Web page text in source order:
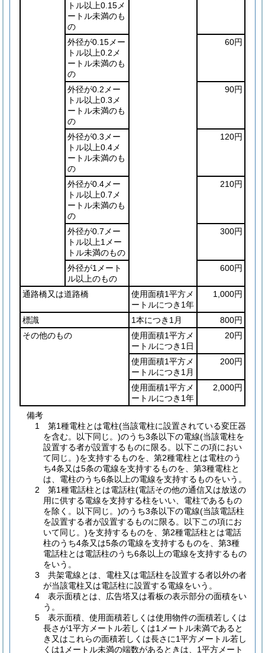
トル以上0.15メ
ートル未満のも
の
外径が0.15メー
トル以上0.2メ
ートル未満のも
の
60円
外径が0.2メー
トル以上0.3メ
ートル未満のも
の
90円
外径が0.3メー
トル以上0.4メ
ートル未満のも
の
120円
外径が0.4メー
トル以上0.7メ
ートル未満のも
の
210円
外径が0.7メー
トル以上1メー
トル未満のもの
300円
外径が1メート
ル以上のもの
600円
通路橋又は道路橋
使用面積1平方メ
ートルにつき1年
1,000円
標識 1本につき1月
800円
その他のもの
使用面積1平方メ
ートルにつき1日
20円
使用面積1平方メ
ートルにつき1月
200円
使用面積1平方メ
ートルにつき1年
2,000円
備考
1 第1種電柱とは電柱(当該電柱に設置されている変圧器
を含む。以下同じ。)のうち3条以下の電線(当該電柱を
設置する者が設置するものに限る。以下この項におい
て同じ。)を支持するものを、第2種電柱とは電柱のう
ち4条又は5条の電線を支持するものを、第3種電柱と
は、電柱のうち6条以上の電線を支持するものをいう。
2 第1種電話柱とは電話柱(電話その他の通信又は放送の
用に供する電線を支持する柱をいい、電柱であるもの
を除く。以下同じ。)のうち3条以下の電線(当該電話柱
を設置する者が設置するものに限る。以下この項にお
いて同じ。)を支持するものを、第2種電話柱とは電話
柱のうち4条又は5条の電線を支持するものを、第3種
電話柱とは電話柱のうち6条以上の電線を支持するもの
をいう。
3 共架電線とは、電柱又は電話柱を設置する者以外の者
が当該電柱又は電話柱に設置する電線をいう。
4 表示面積とは、広告塔又は看板の表示部分の面積をい
う。
5 表示面積、使用面積若しくは使用物件の面積若しくは
長さが1平方メートル若しくは1メートル未満であると
き又はこれらの面積若しくは長さに1平方メートル若し
くは1メートル未満の端数があるときは、1平方メート